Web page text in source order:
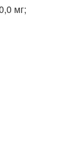
мг;